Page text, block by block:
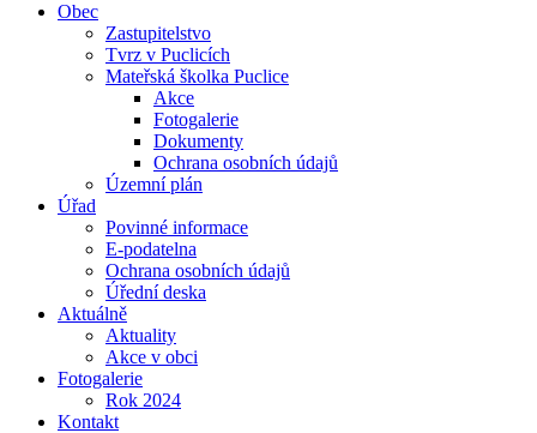
Obec
Zastupitelstvo
Tvrz v Puclicích
Mateřská školka Puclice
Akce
Fotogalerie
Dokumenty
Ochrana osobních údajů
Územní plán
Úřad
Povinné informace
E-podatelna
Ochrana osobních údajů
Úřední deska
Aktuálně
Aktuality
Akce v obci
Fotogalerie
Rok 2024
Kontakt